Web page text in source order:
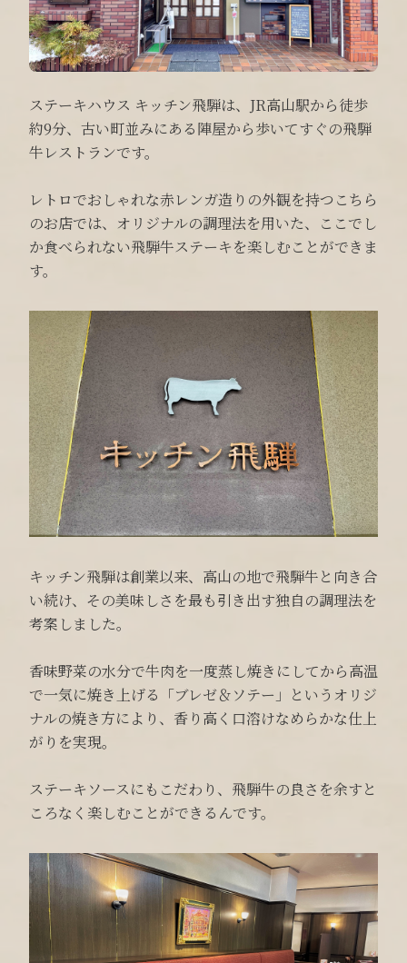
ステーキハウス キッチン飛騨は、JR高山駅から徒歩
約9分、古い町並みにある陣屋から歩いてすぐの飛騨
牛レストランです。
レトロでおしゃれな赤レンガ造りの外観を持つこちら
のお店では、オリジナルの調理法を用いた、ここでし
か食べられない飛騨牛ステーキを楽しむことができま
す。
キッチン飛騨は創業以来、高山の地で飛騨牛と向き合
い続け、その美味しさを最も引き出す独自の調理法を
考案しました。
香味野菜の水分で牛肉を一度蒸し焼きにしてから高温
で一気に焼き上げる「ブレゼ＆ソテー」というオリジ
ナルの焼き方により、香り高く口溶けなめらかな仕上
がりを実現。
ステーキソースにもこだわり、飛騨牛の良さを余すと
ころなく楽しむことができるんです。